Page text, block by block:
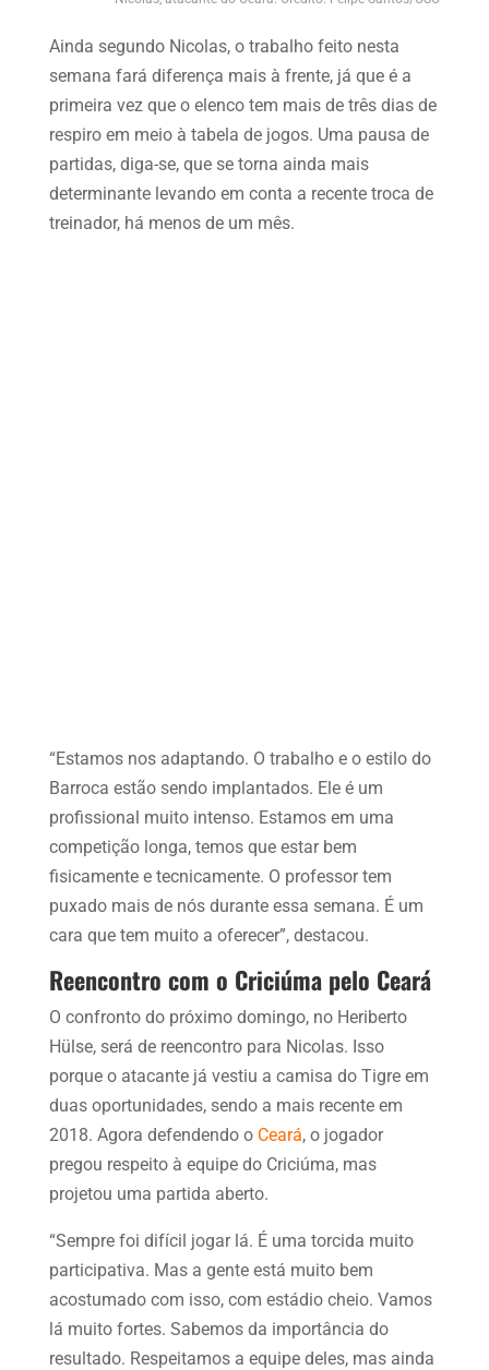
Ainda segundo Nicolas, o trabalho feito nesta
semana fará diferença mais à frente, já que é a
primeira vez que o elenco tem mais de três dias de
respiro em meio à tabela de jogos. Uma pausa de
partidas, diga-se, que se torna ainda mais
determinante levando em conta a recente troca de
treinador, há menos de um mês.
“Estamos nos adaptando. O trabalho e o estilo do
Barroca estão sendo implantados. Ele é um
profissional muito intenso. Estamos em uma
competição longa, temos que estar bem
fisicamente e tecnicamente. O professor tem
puxado mais de nós durante essa semana. É um
cara que tem muito a oferecer”, destacou.
Reencontro com o Criciúma pelo Ceará
O confronto do próximo domingo, no Heriberto
Hülse, será de reencontro para Nicolas. Isso
porque o atacante já vestiu a camisa do Tigre em
duas oportunidades, sendo a mais recente em
2018. Agora defendendo o Ceará, o jogador
pregou respeito à equipe do Criciúma, mas
projetou uma partida aberto.
“Sempre foi difícil jogar lá. É uma torcida muito
participativa. Mas a gente está muito bem
acostumado com isso, com estádio cheio. Vamos
lá muito fortes. Sabemos da importância do
resultado. Respeitamos a equipe deles, mas ainda